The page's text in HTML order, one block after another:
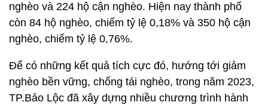
nghèo và 224 hộ cận nghèo. Hiện nay thành phố
còn 84 hộ nghèo, chiếm tỷ lệ 0,18% và 350 hộ cận
nghèo, chiếm tỷ lệ 0,76%.
Để có những kết quả tích cực đó, hướng tới giảm
nghèo bền vững, chống tái nghèo, trong năm 2023,
TP.Bảo Lộc đã xây dựng nhiều chương trình hành